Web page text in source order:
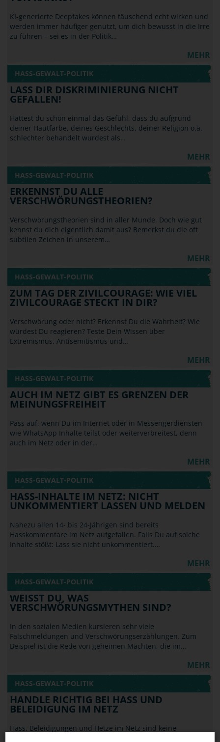
KI-generierte Deepfakes können täuschend echt wirken und
werden immer häufiger genutzt, um dich bewusst in die Irre
zu führen – sei es in der Politik…
MEHR
HASS-GEWALT-POLITIK
LASS DIR DISKRIMINIERUNG NICHT
GEFALLEN!
Hattest du schon einmal das Gefühl, dass du aufgrund
deiner Hautfarbe, deines Geschlechts, deiner Religion o.ä.
schlechter behandelt wurdest als…
MEHR
HASS-GEWALT-POLITIK
ERKENNST DU ALLE
VERSCHWÖRUNGSTHEORIEN?
Verschwörungstheorien sind in aller Munde. Doch wie gut
kennst du dich eigentlich damit aus? Bemerkst du die oft
subtilen Zeichen in unserem…
MEHR
HASS-GEWALT-POLITIK
ZUM TAG DER ZIVILCOURAGE: WIE VIEL
ZIVILCOURAGE STECKT IN DIR?
Verschwörung oder nicht? Erkennst Du die Wahrheit? Wie
würdest Du reagieren? Teste Dein Wissen über
Extremismus, Antisemitismus und…
MEHR
HASS-GEWALT-POLITIK
AUCH IM NETZ GIBT ES GRENZEN DER
MEINUNGSFREIHEIT
Pass auf, wenn Du im Internet oder in Messengerdiensten
wie WhatsApp Inhalte teilst oder weiterverbreitest, denn
auch im Netz oder in der…
MEHR
HASS-GEWALT-POLITIK
HASS-INHALTE IM NETZ: NICHT
UNKOMMENTIERT LASSEN UND MELDEN
Nahezu allen 14- bis 24-Jährigen sind bereits
Hasskommentare im Netz aufgefallen. Falls Du auf solche
Inhalte stößt: Lass sie nicht unkommentiert.…
MEHR
HASS-GEWALT-POLITIK
WEISST DU, WAS V
ERSCHWÖRUNGSMYTHEN SIND?
In den sozialen Medien kursieren sehr viele
Falschmeldungen und Verschwörungserzählungen. Zum
Beispiel ist die Rede von geheimen Mächten, die im…
MEHR
HASS-GEWALT-POLITIK
HANDLE RICHTIG BEI HASS UND
BELEIDIGUNG IM NETZ
Hass, Beleidigungen und Hetze im Netz sind keine